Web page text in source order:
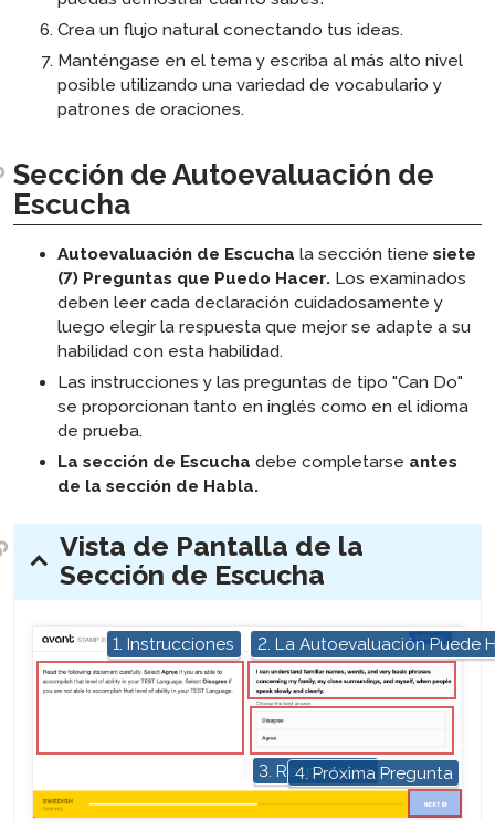
Crea un flujo natural conectando tus ideas.
Manténgase en el tema y escriba al más alto nivel
posible utilizando una variedad de vocabulario y
patrones de oraciones.
Sección de Autoevaluación de
Escucha
Autoevaluación de Escucha la sección tiene siete
(7) Preguntas que Puedo Hacer. Los examinados
deben leer cada declaración cuidadosamente y
luego elegir la respuesta que mejor se adapte a su
habilidad con esta habilidad.
Las instrucciones y las preguntas de tipo "Can Do"
se proporcionan tanto en inglés como en el idioma
de prueba.
La sección de Escucha debe completarse antes
de la sección de Habla.
expander:
Vista de Pantalla de la
Sección de Escucha
hotspot
1. Instrucciones
hotspot
2. La Autoevaluación Puede
hotspot
3. Respuestas
hotspot
4. Próxima Pregunta